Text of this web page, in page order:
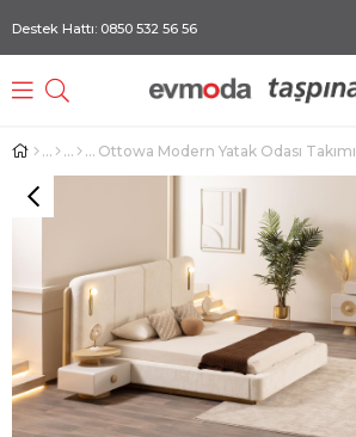
Destek Hattı: 0850 532 56 56
Ottowa Modern Yatak Odası Takımı